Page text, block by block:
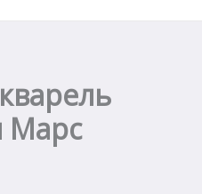
Марс